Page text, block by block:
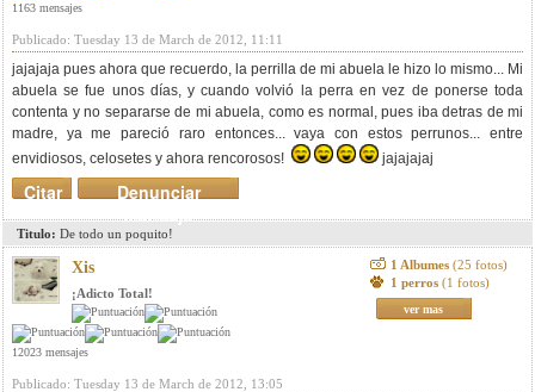
1163 mensajes
Publicado: Tuesday 13 de March de 2012, 11:11
jajajaja pues ahora que recuerdo, la perrilla de mi abuela le hizo lo mismo... Mi
abuela se fue unos días, y cuando volvió la perra en vez de ponerse toda
contenta y no separarse de mi abuela, como es normal, pues iba detras de mi
madre, ya me pareció raro entonces... vaya con estos perrunos... entre
envidiosos, celosetes y ahora rencorosos!
jajajajaj
Denunciar
mensaje
Citar
Titulo: De todo un poquito!
Xis
¡Adicto Total!
12023 mensajes
1 Albumes (25 fotos)
1 perros (1 fotos)
ver mas
Publicado: Tuesday 13 de March de 2012, 13:05